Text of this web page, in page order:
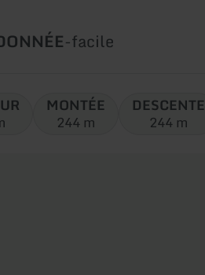
-Difficulté:
facile
MONTÉE
244 m
DESCENTE
244 m